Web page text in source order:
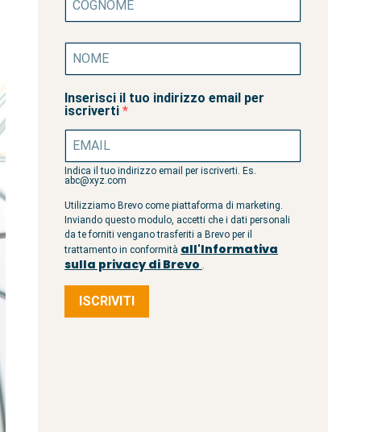
Inserisci il tuo indirizzo email per
iscriverti
Indica il tuo indirizzo email per iscriverti. Es.
abc@xyz.com
Utilizziamo Brevo come piattaforma di marketing.
Inviando questo modulo, accetti che i dati personali
da te forniti vengano trasferiti a Brevo per il
trattamento in conformità all'Informativa
sulla privacy di Brevo
ISCRIVITI